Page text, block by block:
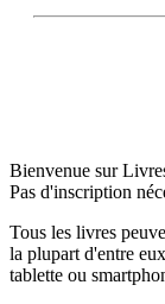
Bienvenue sur
Pas d'inscription
Tous les livres
la plupart d'entre
tablette ou